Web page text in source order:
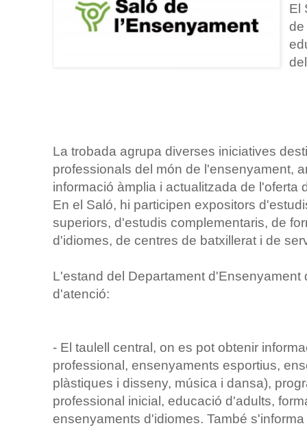
El
de
La trobada agrupa diverses iniciatives
professionals del món de l'ensenyament,
informació àmplia i actualitzada de l'oferta
En el Saló, hi participen expositors
superiors, d'estudis complementaris, de
d'idiomes, de centres de batxillerat i de
L'estand del Departament
d'atenció:
- El taulell central, on es pot obtenir
professional, ensenyaments esportius,
plàstiques i disseny, música i dansa),
professional inicial, educació d'adults,
ensenyaments d'idiomes. També